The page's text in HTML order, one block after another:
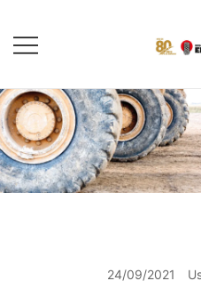
contenido
24/09/2021